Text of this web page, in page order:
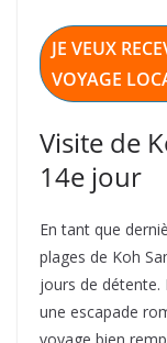
JE VEUX
VOYAGE
Visite de
14e jour
En tant que
plages de Koh
jours de détente.
une escapade